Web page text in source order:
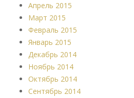
Апрель 2015
Март 2015
Февраль 2015
Январь 2015
Декабрь 2014
Ноябрь 2014
Октябрь 2014
Сентябрь 2014